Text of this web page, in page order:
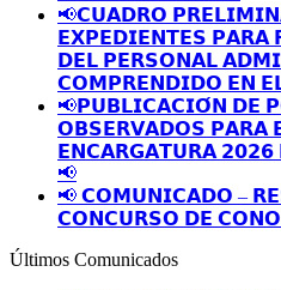
📢𝗖𝗨𝗔𝗗𝗥𝗢
𝗘𝗫𝗣𝗘𝗗𝗜𝗘𝗡𝗧𝗘𝗦 𝗣𝗔𝗥𝗔
𝗗𝗘𝗟 𝗣𝗘𝗥𝗦𝗢𝗡𝗔𝗟
𝗖𝗢𝗠𝗣𝗥𝗘𝗡𝗗𝗜𝗗𝗢 𝗘𝗡
📢𝗣𝗨𝗕𝗟𝗜𝗖𝗔𝗖𝗜𝗢́𝗡 𝗗𝗘
𝗢𝗕𝗦𝗘𝗥𝗩𝗔𝗗𝗢𝗦 𝗣𝗔𝗥𝗔
𝗘𝗡𝗖𝗔𝗥𝗚𝗔𝗧𝗨𝗥𝗔
📢
📢 𝗖𝗢𝗠𝗨𝗡𝗜𝗖𝗔𝗗𝗢 –
𝗖𝗢𝗡𝗖𝗨𝗥𝗦𝗢 𝗗𝗘
Últimos Comunicados